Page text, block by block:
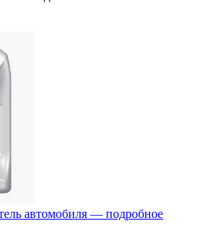
автомобиля — подробное